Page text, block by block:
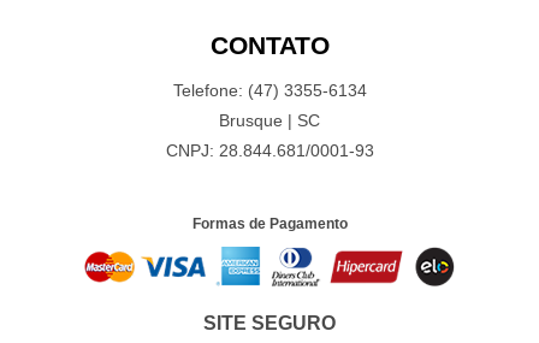
CONTATO
Telefone: (47) 3355-6134
Brusque | SC
CNPJ: 28.844.681/0001-93
Formas de Pagamento
SITE SEGURO